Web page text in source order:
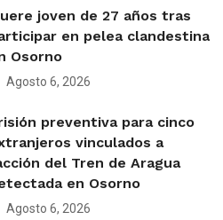
joven de 27 años tras
en pelea clandestina
Osorno
Agosto 6, 2026
preventiva para cinco
vinculados a
del Tren de Aragua
en Osorno
Agosto 6, 2026